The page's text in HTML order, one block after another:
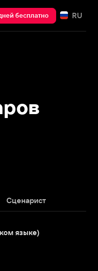
бесплатно RU
Сценарист
языке)